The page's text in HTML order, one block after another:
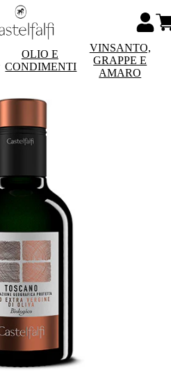
OLIO E
CONDIMENTI
VINSANTO,
GRAPPE E
AMARO